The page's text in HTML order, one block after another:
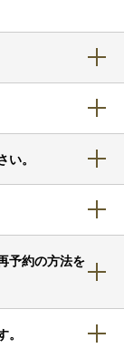
。
予約の方法を